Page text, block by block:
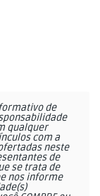
de
qualquer
com a
neste
de
se trata de
nos informe